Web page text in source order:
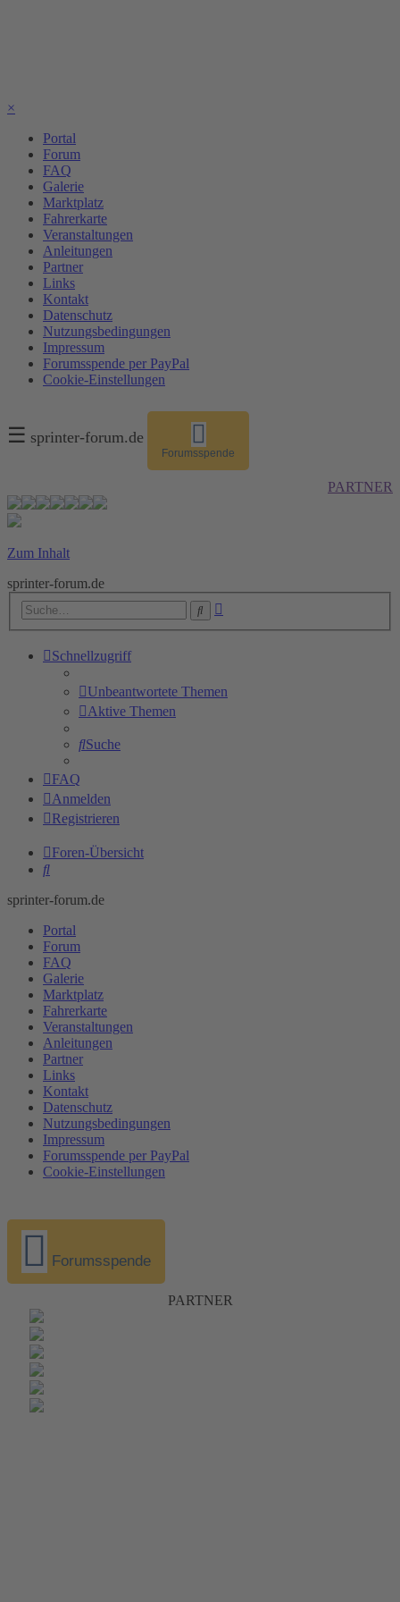
×
Portal
Forum
FAQ
Galerie
Marktplatz
Fahrerkarte
Veranstaltungen
Anleitungen
Partner
Links
Kontakt
Datenschutz
Nutzungsbedingungen
Impressum
Forumsspende per PayPal
Cookie-Einstellungen
☰ sprinter-forum.de
Forumsspende
PARTNER
Zum Inhalt
sprinter-forum.de
Suche
Schnellzugriff
Unbeantwortete Themen
Aktive Themen
Suche
FAQ
Anmelden
Registrieren
Foren-Übersicht
Suche
sprinter-forum.de
Portal
Forum
FAQ
Galerie
Marktplatz
Fahrerkarte
Veranstaltungen
Anleitungen
Partner
Links
Kontakt
Datenschutz
Nutzungsbedingungen
Impressum
Forumsspende per PayPal
Cookie-Einstellungen
Forumsspende
PARTNER